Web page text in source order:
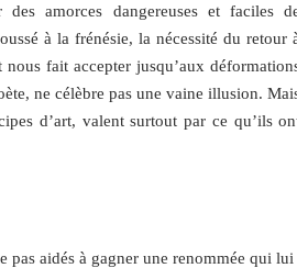
amorces dangereuses et faciles
à la frénésie, la nécessité du retour
fait accepter jusqu’aux
ne célèbre pas une vaine illusion.
d’art, valent surtout par ce qu’ils
aidés à gagner une renommée qui lui